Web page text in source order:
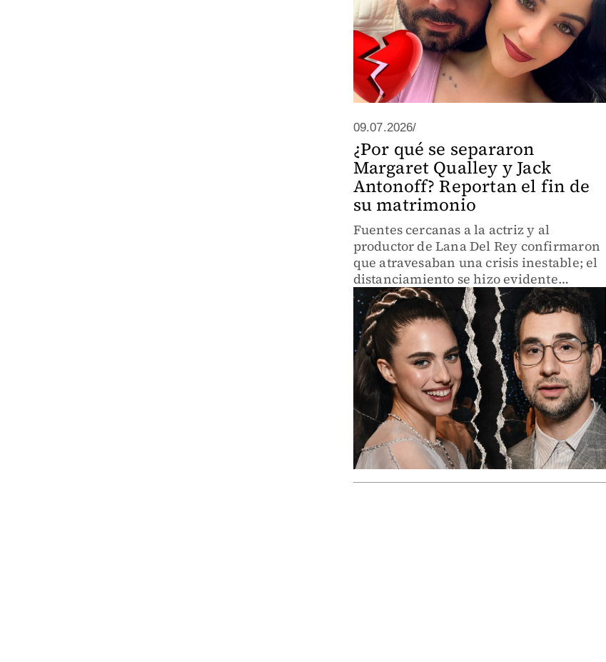
09.07.2026/
¿Por qué se separaron
Margaret Qualley y Jack
Antonoff? Reportan el fin de
su matrimonio
Fuentes cercanas a la actriz y al
productor de Lana Del Rey confirmaron
que atravesaban una crisis inestable; el
distanciamiento se hizo evidente
durante las celebraciones del 4 de julio.